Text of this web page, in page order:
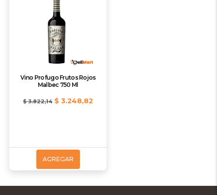
Vino Profugo Frutos Rojos
Malbec 750 Ml
$ 3.822,14$ 3.248,82
AGREGAR